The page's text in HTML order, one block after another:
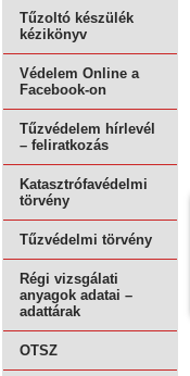
Tűzoltó készülék
kézikönyv
Védelem Online a
Facebook-on
Tűzvédelem hírlevél
– feliratkozás
Katasztrófavédelmi
törvény
Tűzvédelmi törvény
Régi vizsgálati
anyagok adatai –
adattárak
OTSZ